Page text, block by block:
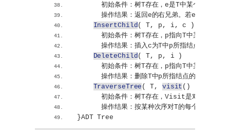
      初始条件：树T存在，e是T中某个结点。
操作结果：返回e的右兄弟。若e是T的右孩
InsertChild ( T, p, i, c
)
      初始条件：树T存在，p指向T中某个结点，
操作结果：插入c为T中p所指结点的第i棵
DeleteChild ( T, p, i
)
      初始条件：树T存在，p指向T中某个结点，
操作结果：删除T中p所指结点的第i棵子树
TraverseTree ( T, visit ()
初始条件：树T存在，Visit是对结点操作
操作结果：按某种次序对T的每个结点调用
}ADT Tree